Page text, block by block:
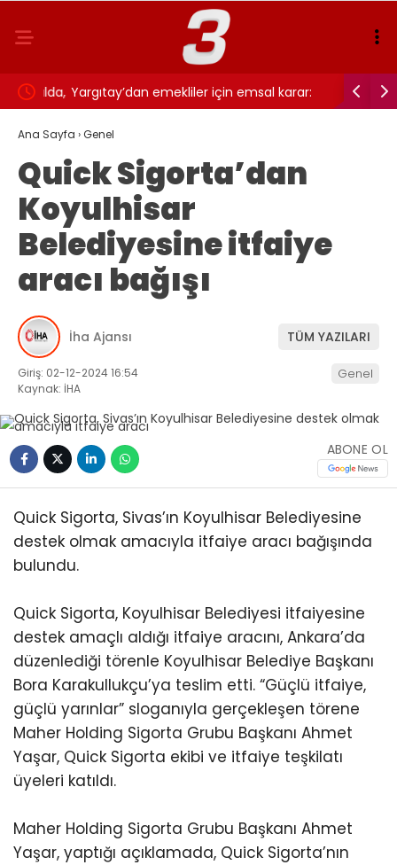
Yargıtay’dan emekliler için emsal karar:
Geciken emekli aylığına SGK faiz ödeyecek!
Ana Sayfa ›Genel
Quick Sigorta’dan
Koyulhisar
Belediyesine itfaiye
aracı bağışı
İha Ajansı TÜM YAZILARI
Giriş: 02-12-2024 16:54
Kaynak: İHA
Genel
ABONE OL
Quick Sigorta, Sivas’ın Koyulhisar Belediyesine
destek olmak amacıyla itfaiye aracı bağışında
bulundu.
Quick Sigorta, Koyulhisar Belediyesi itfaiyesine
destek amaçlı aldığı itfaiye aracını, Ankara’da
düzenlediği törenle Koyulhisar Belediye Başkanı
Bora Karakullukçu’ya teslim etti. “Güçlü itfaiye,
güçlü yarınlar” sloganıyla gerçekleşen törene
Maher Holding Sigorta Grubu Başkanı Ahmet
Yaşar, Quick Sigorta ekibi ve itfaiye teşkilatı
üyeleri katıldı.
Maher Holding Sigorta Grubu Başkanı Ahmet
Yaşar, yaptığı açıklamada, Quick Sigorta’nın